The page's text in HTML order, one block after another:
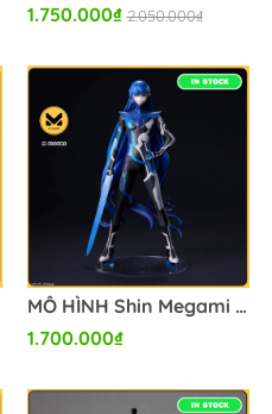
1.750.000₫ 2.050.000₫
MÔ HÌNH Shin Megami Tensei V FORM-ISM Nahobino(Square Enix) FIGURE CHÍNH HÃNG
1.700.000₫